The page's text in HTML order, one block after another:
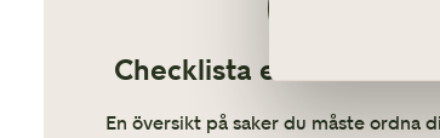
Checklista efter dödsfall
En översikt på saker du måste ordna